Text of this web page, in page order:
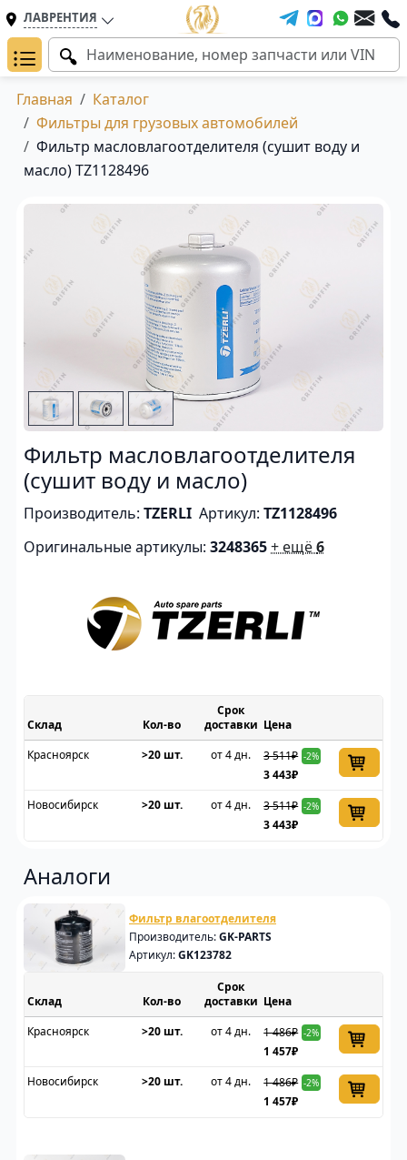
ЛАВРЕНТИЯ
Главная
Каталог
Фильтры для грузовых автомобилей
Фильтр масловлагоотделителя (сушит воду и
масло) TZ1128496
Фильтр масловлагоотделителя
(сушит воду и масло)
Производитель: TZERLI Артикул: TZ1128496
Оригинальные артикулы: 3248365+ ещё6
Склад
Срок
доставки Цена
Красноярск
>20 шт. от 4 дн. 3 511₽ -2%
3 443₽
Новосибирск
>20 шт. от 4 дн. 3 511₽ -2%
3 443₽
Аналоги
Фильтр влагоотделителя
Производитель:GK-PARTS
Артикул:GK123782
Склад
Срок
доставки Цена
Красноярск
>20 шт. от 4 дн. 1 486₽ -2%
1 457₽
Новосибирск
>20 шт. от 4 дн. 1 486₽ -2%
1 457₽